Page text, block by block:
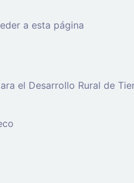
a esta página
el Desarrollo Rural de